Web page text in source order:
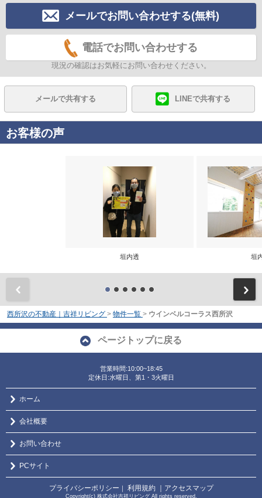
メールでお問い合わせする(無料)
電話でお問い合わせする
現況の確認はお気軽にお問い合わせください。
メールで共有する LINEで共有する
お客様の声
垣内透 垣
西所沢の不動産｜吉祥リビング > 物件一覧 > ウインベルコーラス西所沢
ページトップに戻る
営業時間:10:00~18:45
定休日:水曜日、第1・3火曜日
ホーム
会社概要
お問い合わせ
PCサイト
プライバシーポリシー 利用規約 ｜アクセスマップ
Copyright(c) 株式会社吉祥リビング All rights reserved.